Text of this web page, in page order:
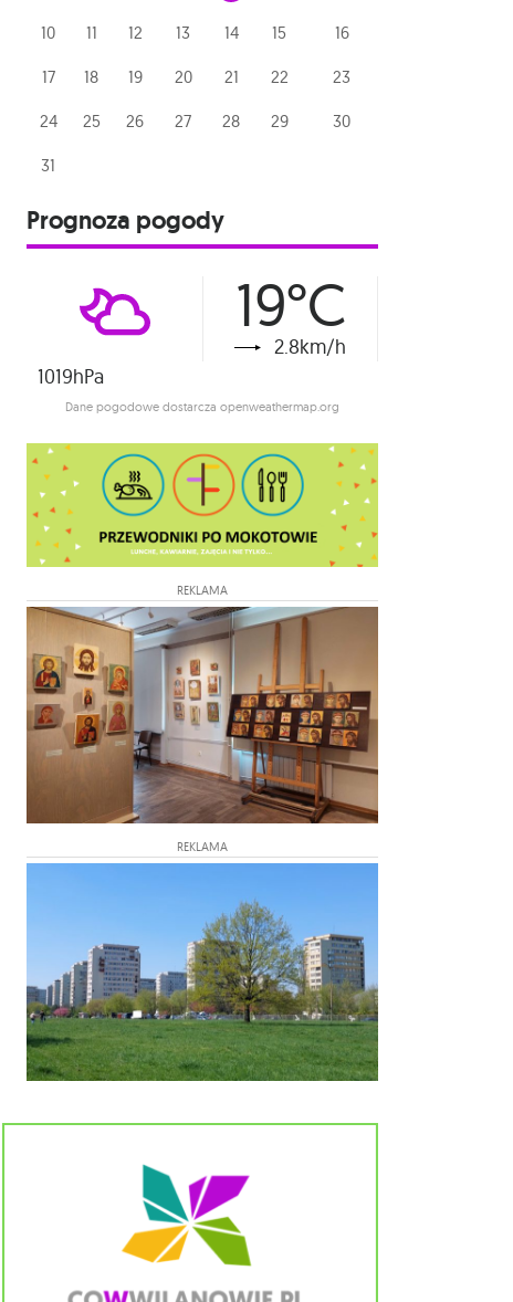
10 11 12 13 14 15 16
17 18 19 20 21 22 23
24 25 26 27 28 29 30
31
Prognoza pogody
19°C
2.8km/h
1019hPa
Dane pogodowe dostarcza openweathermap.org
REKLAMA
REKLAMA